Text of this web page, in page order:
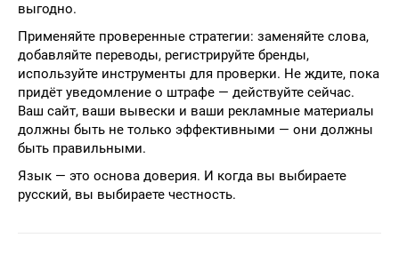
выгодно.
Применяйте проверенные стратегии: заменяйте слова,
добавляйте переводы, регистрируйте бренды,
используйте инструменты для проверки. Не ждите, пока
придёт уведомление о штрафе — действуйте сейчас.
Ваш сайт, ваши вывески и ваши рекламные материалы
должны быть не только эффективными — они должны
быть правильными.
Язык — это основа доверия. И когда вы выбираете
русский, вы выбираете честность.